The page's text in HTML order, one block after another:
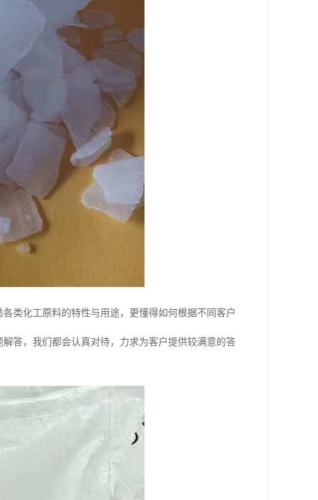
类化工原料的特性与用途，更懂得如何根据不同客户
答，我们都会认真对待，力求为客户提供较满意的答